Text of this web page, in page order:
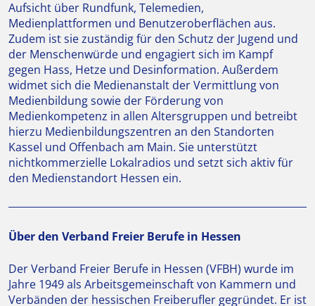
Aufsicht über Rundfunk, Telemedien,
Medienplattformen und Benutzeroberflächen aus.
Zudem ist sie zuständig für den Schutz der Jugend und
der Menschenwürde und engagiert sich im Kampf
gegen Hass, Hetze und Desinformation. Außerdem
widmet sich die Medienanstalt der Vermittlung von
Medienbildung sowie der Förderung von
Medienkompetenz in allen Altersgruppen und betreibt
hierzu Medienbildungszentren an den Standorten
Kassel und Offenbach am Main. Sie unterstützt
nichtkommerzielle Lokalradios und setzt sich aktiv für
den Medienstandort Hessen ein.
Über den Verband Freier Berufe in Hessen
Der Verband Freier Berufe in Hessen (VFBH) wurde im
Jahre 1949 als Arbeitsgemeinschaft von Kammern und
Verbänden der hessischen Freiberufler gegründet. Er ist